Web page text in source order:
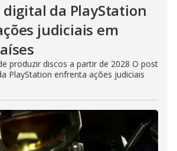
da PlayStation
judiciais em
produzir discos a partir de 2028 O post
PlayStation enfrenta ações judiciais